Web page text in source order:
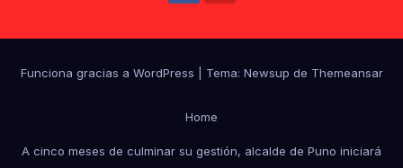
Funciona gracias a WordPress Tema: Newsup de Themeansar
Home
A cinco meses de culminar su gestión, alcalde de Puno iniciará